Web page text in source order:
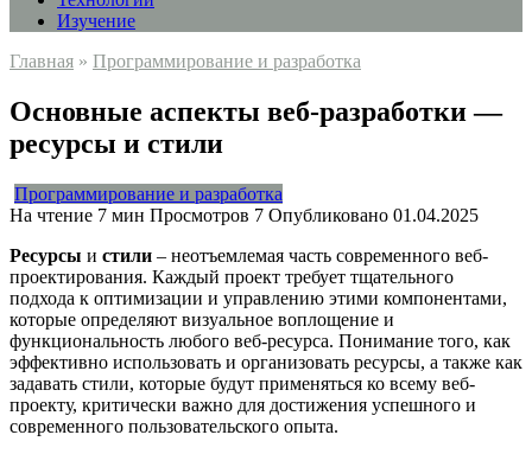
Изучение
Главная » Программирование и разработка
Основные аспекты веб-разработки —
ресурсы и стили
Программирование и разработка
На чтение 7 мин Просмотров 7 Опубликовано 01.04.2025
Ресурсы и стили – неотъемлемая часть современного веб-
проектирования. Каждый проект требует тщательного
подхода к оптимизации и управлению этими компонентами,
которые определяют визуальное воплощение и
функциональность любого веб-ресурса. Понимание того, как
эффективно использовать и организовать ресурсы, а также как
задавать стили, которые будут применяться ко всему веб-
проекту, критически важно для достижения успешного и
современного пользовательского опыта.